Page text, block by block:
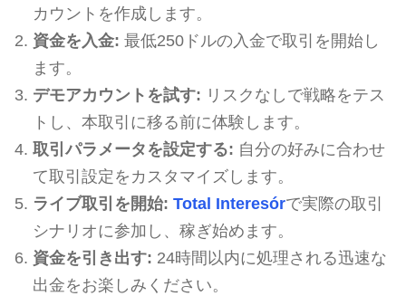
カウントを作成します。
資金を入金: 最低250ドルの入金で取引を開始し
ます。
デモアカウントを試す: リスクなしで戦略をテス
トし、本取引に移る前に体験します。
取引パラメータを設定する: 自分の好みに合わせ
て取引設定をカスタマイズします。
ライブ取引を開始: Total Interesórで実際の取引
シナリオに参加し、稼ぎ始めます。
資金を引き出す: 24時間以内に処理される迅速な
出金をお楽しみください。